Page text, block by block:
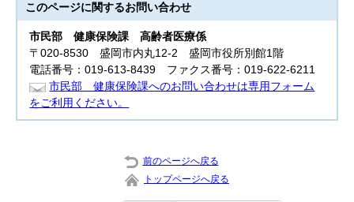
このページに関するお問い合わせ
市民部健康保険課 高齢者医療係
〒020-8530 盛岡市内丸12-2 盛岡市役所別館1階
電話番号：019-613-8439 ファクス番号：019-622-6211
市民部 健康保険課へのお問い合わせは専用フォーム
をご利用ください。
前のページへ戻る
トップページへ戻る